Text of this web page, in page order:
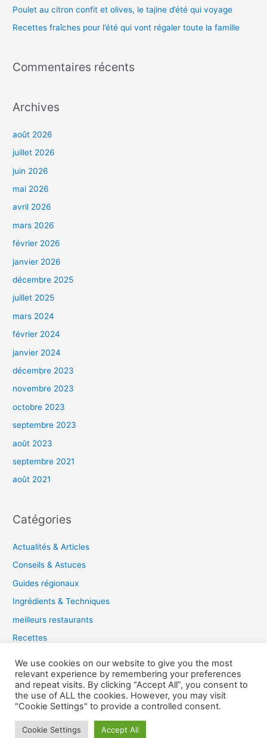
Poulet au citron confit et olives, le tajine d’été qui voyage
Recettes fraîches pour l’été qui vont régaler toute la famille
Commentaires récents
Archives
août 2026
juillet 2026
juin 2026
mai 2026
avril 2026
mars 2026
février 2026
janvier 2026
décembre 2025
juillet 2025
mars 2024
février 2024
janvier 2024
décembre 2023
novembre 2023
octobre 2023
septembre 2023
août 2023
septembre 2021
août 2021
Catégories
Actualités & Articles
Conseils & Astuces
Guides régionaux
Ingrédients & Techniques
meilleurs restaurants
Recettes
Copyright © 2026 Guide du Gourmet |
We use cookies on our website to give you the most
relevant experience by remembering your preferences
and repeat visits. By clicking “Accept All”, you consent to
the use of ALL the cookies. However, you may visit
"Cookie Settings" to provide a controlled consent.
Cookie Settings Accept All